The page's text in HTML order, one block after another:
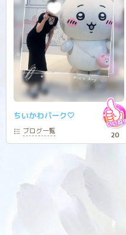
ちいかわパーク‎🤍
ブログ一覧 20